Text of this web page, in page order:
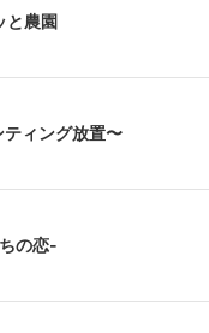
と農園
ィング放置〜
の恋-